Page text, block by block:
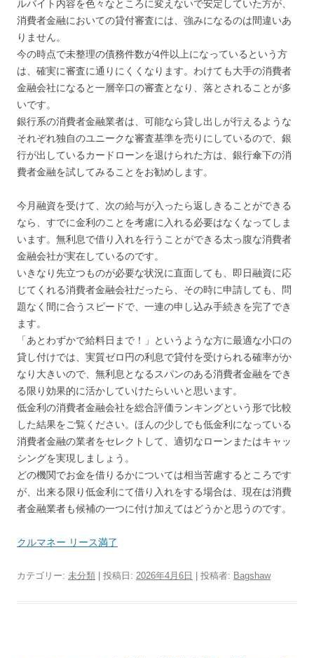
ルバイト内容を色々なところに変えないで安定していた方が、
消費者金融においての貸付審査には、強みになるのは間違いあ
りません。
今の時点で未整理の債務件数が4件以上になっているという方
は、確実に審査に通りにくくなります。わけても大手の消費者
金融会社になると一層辛口の審査となり、落とされることが多
いです。
銀行系の消費者金融業者は、可能なら貸し出しが行えるような
それぞれ独自のユニークな審査基準を売りにしているので、銀
行が出しているカードローンを退けられた方は、銀行傘下の消
費者金融を試してみることをお勧めします。
今月融資を受けて、次の給与が入ったら返しきることができる
なら、すでに金利のことを考慮に入れる必要はなくなってしま
います。無利息で借り入れを行うことができる太っ腹な消費者
金融会社が実在しているのです。
いきなり先立つものが必要な状況に直面しても、即日融資に応
じてくれる消費者金融会社だったら、その時に申請しても、問
題なく間に合うスピードで、一連の申し込み手続きを完了でき
ます。
「あとわずかで給料日まで！」というような方に最適な小口の
貸し付けでは、実質ゼロ円の利息で貸付を受けられる確率がか
なり大きいので、無利息となるスパンのある消費者金融をでき
る限り効果的に活かしていけたらいいと思います。
低金利の消費者金融会社を総合評価ランキングという形で比較
した結果をご覧ください。ほんの少しでも低金利になっている
消費者金融の業者をセレクトして、適切なローンまたはキャッ
シングを実現しましょう。
どの機関でお金を借りるかについては相当苦慮するところです
が、出来る限り低金利にて借り入れをする場合は、現在は消費
者金融業者も候補の一つに付け加えてはどうかと思うのです。
クルマネー リース満了
カテゴリー: 未分類 | 投稿日: 2026年4月6日 投稿者: Bagshaw